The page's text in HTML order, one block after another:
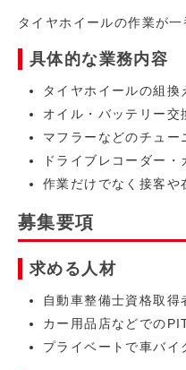
タイヤホイールの作業が一
具体的な業務内容
タイヤホイールの組換
オイル・バッテリー交
マフラーなどのチュー
ドライブレコーダー
作業だけでなく接客や
募集要項
求める人材
自動車整備士資格取得
カー用品店などでの
プライベートで車バイ